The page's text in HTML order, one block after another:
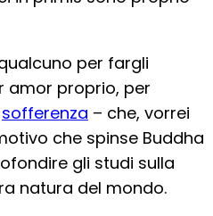
per fargli
amor proprio, per
sofferenza – che, vorrei
che spinse Buddha
gli studi sulla
natura del mondo.